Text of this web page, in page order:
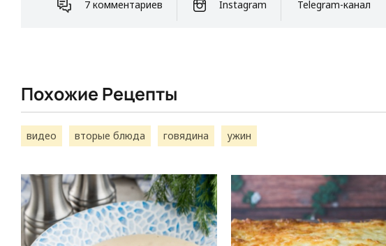
7 комментариев Instagram Telegram-канал
Похожие Рецепты
видео вторые блюда говядина ужин